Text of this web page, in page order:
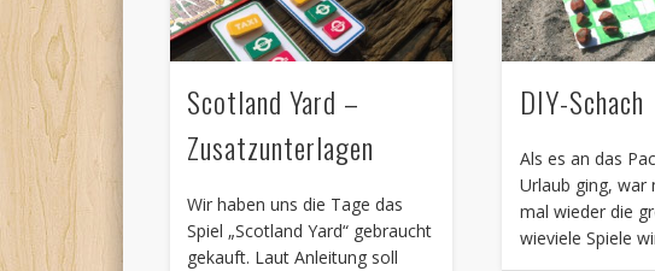
Scotland Yard –
Zusatzunterlagen
Wir haben uns die Tage das
Spiel „Scotland Yard“ gebraucht
gekauft. Laut Anleitung soll
DIY-Schach
Als es an das
Urlaub ging, war
mal wieder die
wieviele Spiele